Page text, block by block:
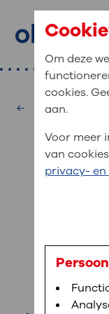
Primaire
Home
Afdelingen
Uw verblijf
Werken
: waar
Veel gezocht:
MijnOLVG
MijnOLVG is
sneller helpen.
Direct naar
Hartcentrum
dr.
Om deze
cookies.
aan.
Voor meer
van
privacy-